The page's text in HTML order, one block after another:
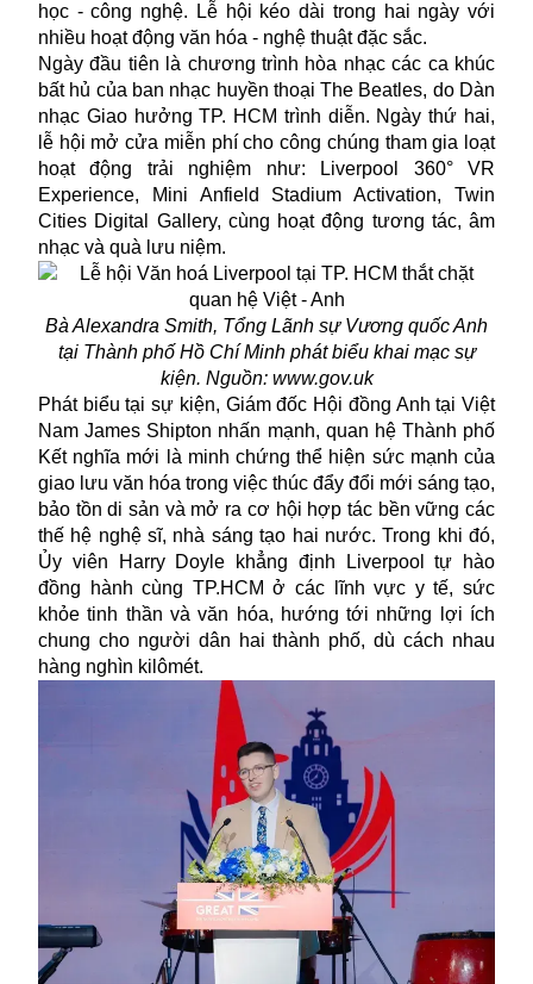
học - công nghệ. Lễ hội kéo dài trong hai ngày với
nhiều hoạt động văn hóa - nghệ thuật đặc sắc.
Ngày đầu tiên là chương trình hòa nhạc các ca khúc
bất hủ của ban nhạc huyền thoại The Beatles, do Dàn
nhạc Giao hưởng TP. HCM trình diễn. Ngày thứ hai,
lễ hội mở cửa miễn phí cho công chúng tham gia loạt
hoạt động trải nghiệm như: Liverpool 360° VR
Experience, Mini Anfield Stadium Activation, Twin
Cities Digital Gallery, cùng hoạt động tương tác, âm
nhạc và quà lưu niệm.
Bà Alexandra Smith, Tổng Lãnh sự Vương quốc Anh
tại Thành phố Hồ Chí Minh phát biểu khai mạc sự
kiện. Nguồn: www.gov.uk
Phát biểu tại sự kiện, Giám đốc Hội đồng Anh tại Việt
Nam James Shipton nhấn mạnh, quan hệ Thành phố
Kết nghĩa mới là minh chứng thể hiện sức mạnh của
giao lưu văn hóa trong việc thúc đẩy đổi mới sáng tạo,
bảo tồn di sản và mở ra cơ hội hợp tác bền vững các
thế hệ nghệ sĩ, nhà sáng tạo hai nước. Trong khi đó,
Ủy viên Harry Doyle khẳng định Liverpool tự hào
đồng hành cùng TP.HCM ở các lĩnh vực y tế, sức
khỏe tinh thần và văn hóa, hướng tới những lợi ích
chung cho người dân hai thành phố, dù cách nhau
hàng nghìn kilômét.